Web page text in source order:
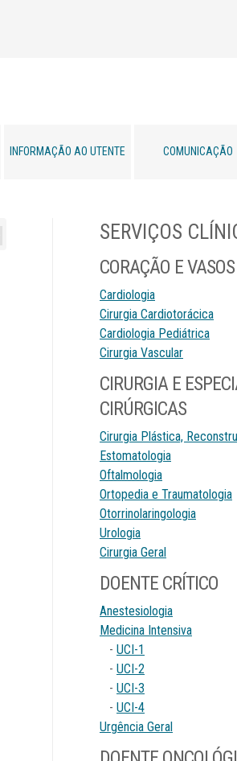
INFORMAÇÃO AO UTENTE COMUNICAÇÃO
SERVIÇOS
CORAÇÃO E VASOS
Cardiologia
Cirurgia Cardiotorácica
Cardiologia Pediátrica
Cirurgia Vascular
CIRURGIA E
CIRÚRGICAS
Cirurgia Plástica,
Estomatologia
Oftalmologia
Ortopedia e Traumatologia
Otorrinolaringologia
Urologia
Cirurgia Geral
DOENTE CRÍTICO
Anestesiologia
Medicina Intensiva
- UCI-1
- UCI-2
- UCI-3
- UCI-4
Urgência Geral